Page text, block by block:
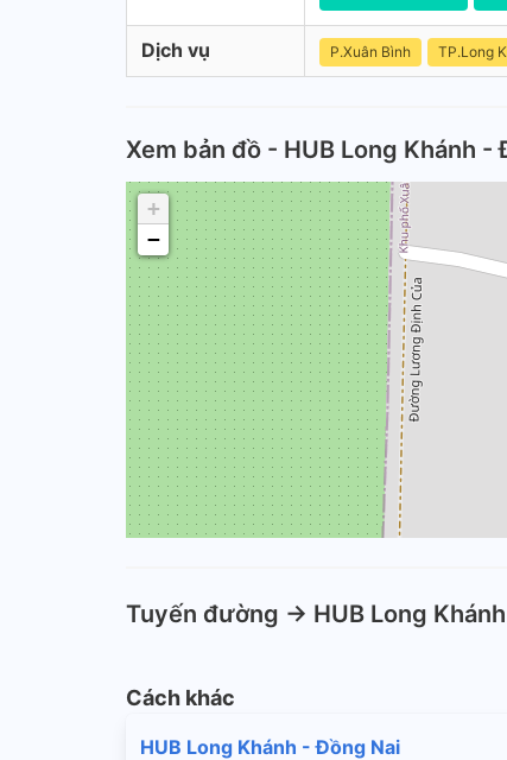
Dịch vụ P.Xuân Bình TP.Long
Xem bản đồ - HUB Long Khánh -
+
−
Tuyến đường -> HUB Long
Cách khác
HUB Long Khánh - Đồng Nai